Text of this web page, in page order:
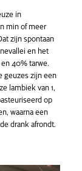
in
min of meer
zijn spontaan
en het
40% tarwe.
geuzes zijn een
lambiek van 1,
op
waarna een
drank afrondt.